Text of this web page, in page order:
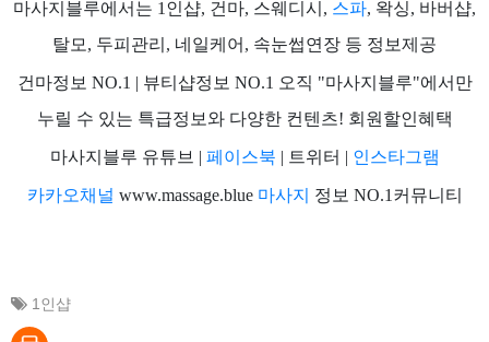
마사지블루에서는 1인샵, 건마, 스웨디시, 스파, 왁싱, 바버샵,
탈모, 두피관리, 네일케어, 속눈썹연장 등 정보제공
건마정보 NO.1 | 뷰티샵정보 NO.1 오직 "마사지블루"에서만
누릴 수 있는 특급정보와 다양한 컨텐츠! 회원할인혜택
마사지블루 유튜브 | 페이스북 | 트위터 | 인스타그램
카카오채널 www.massage.blue 마사지 정보 NO.1커뮤니티
1인샵